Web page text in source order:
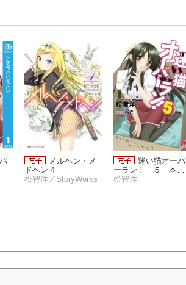
メルヘン・メ
ドヘン 4
松智洋／StoryWorks
迷い猫オーバ
ーラン！ ５ 本気
で拾うと仰います
松智洋